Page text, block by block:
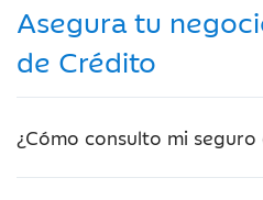
Asegura tu
de Crédito
¿Cómo consulto mi